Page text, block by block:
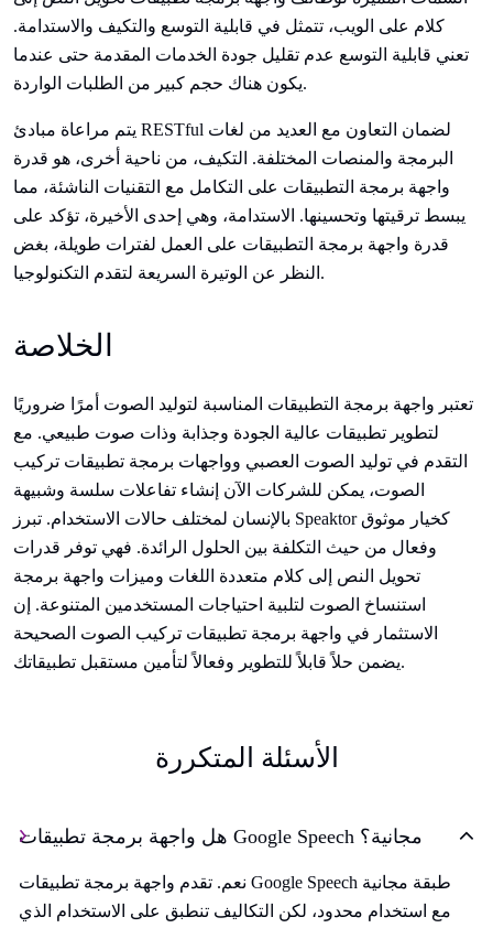
كلام على الويب، تتمثل في قابلية التوسع والتكيف والاستدامة.
تعني قابلية التوسع عدم تقليل جودة الخدمات المقدمة حتى عندما
يكون هناك حجم كبير من الطلبات الواردة.
يتم مراعاة مبادئ RESTful لضمان التعاون مع العديد من لغات
البرمجة والمنصات المختلفة. التكيف، من ناحية أخرى، هو قدرة
واجهة برمجة التطبيقات على التكامل مع التقنيات الناشئة، مما
يبسط ترقيتها وتحسينها. الاستدامة، وهي إحدى الأخيرة، تؤكد على
قدرة واجهة برمجة التطبيقات على العمل لفترات طويلة، بغض
النظر عن الوتيرة السريعة لتقدم التكنولوجيا.
الخلاصة
تعتبر واجهة برمجة التطبيقات المناسبة لتوليد الصوت أمرًا ضروريًا
لتطوير تطبيقات عالية الجودة وجذابة وذات صوت طبيعي. مع
التقدم في توليد الصوت العصبي وواجهات برمجة تطبيقات تركيب
الصوت، يمكن للشركات الآن إنشاء تفاعلات سلسة وشبيهة
بالإنسان لمختلف حالات الاستخدام. تبرز Speaktor كخيار موثوق
وفعال من حيث التكلفة بين الحلول الرائدة. فهي توفر قدرات
تحويل النص إلى كلام متعددة اللغات وميزات واجهة برمجة
استنساخ الصوت لتلبية احتياجات المستخدمين المتنوعة. إن
الاستثمار في واجهة برمجة تطبيقات تركيب الصوت الصحيحة
يضمن حلاً قابلاً للتطوير وفعالاً لتأمين مستقبل تطبيقاتك.
الأسئلة المتكررة
هل واجهة برمجة تطبيقات Google Speech مجانية؟
نعم. تقدم واجهة برمجة تطبيقات Google Speech طبقة مجانية
مع استخدام محدود، لكن التكاليف تنطبق على الاستخدام الذي